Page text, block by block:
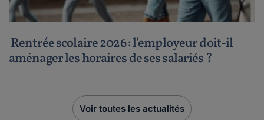
Rentrée scolaire 2026 : l'employeur doit-il
aménager les horaires de ses salariés ?
Voir toutes les actualités